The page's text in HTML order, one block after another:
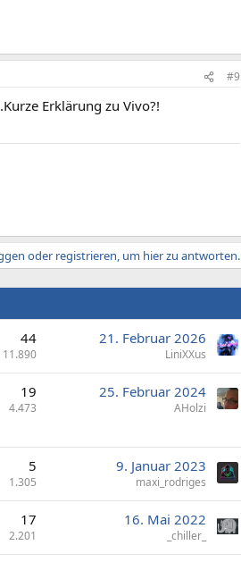
#9
Erklärung zu Vivo?!
oder registrieren, um hier zu antworten.
44
11.890
21. Februar 2026
LiniXXus
19
4.473
25. Februar 2024
AHolzi
5
1.305
9. Januar 2023
maxi_rodriges
17
2.201
16. Mai 2022
_chiller_